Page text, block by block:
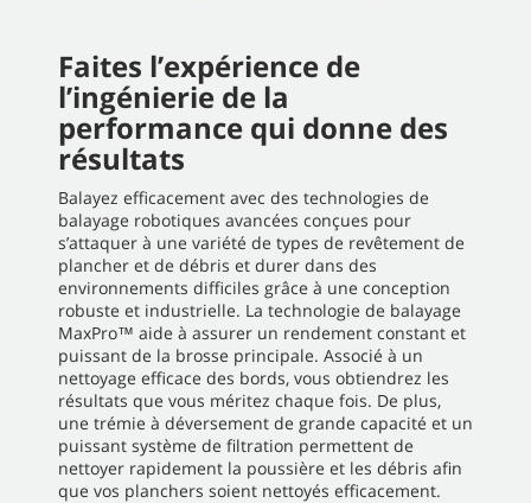
Faites l’expérience de
l’ingénierie de la
performance qui donne des
résultats
Balayez efficacement avec des technologies de
balayage robotiques avancées conçues pour
s’attaquer à une variété de types de revêtement de
plancher et de débris et durer dans des
environnements difficiles grâce à une conception
robuste et industrielle. La technologie de balayage
MaxPro™ aide à assurer un rendement constant et
puissant de la brosse principale. Associé à un
nettoyage efficace des bords, vous obtiendrez les
résultats que vous méritez chaque fois. De plus,
une trémie à déversement de grande capacité et un
puissant système de filtration permettent de
nettoyer rapidement la poussière et les débris afin
que vos planchers soient nettoyés efficacement.